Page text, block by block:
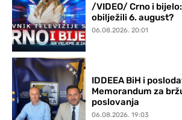
/VIDEO/ Crno i
obilježili 6. august?
06.08.2026. 20:01
IDDEEA BiH i
Memorandum za
poslovanja
06.08.2026. 19:03